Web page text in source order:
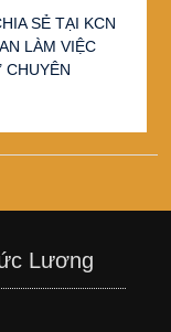
SẺ TẠI KCN
LÀM VIỆC
Lương